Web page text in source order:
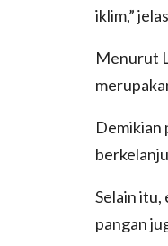
iklim,”
Menurut
Demikian
Selain itu,
pangan